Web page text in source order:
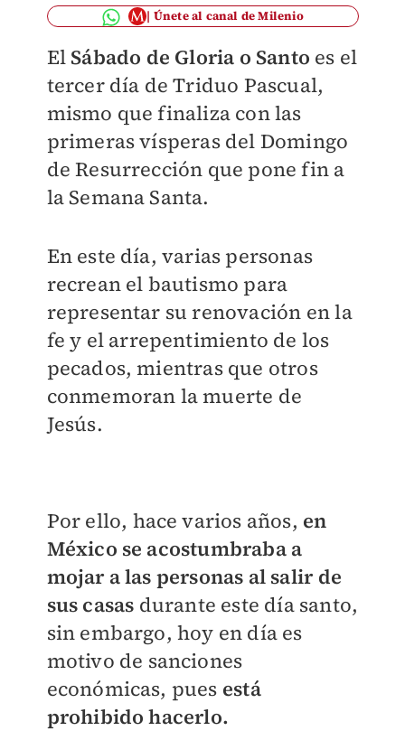
Únete al canal de Milenio
El Sábado de Gloria o Santo es el
tercer día de Triduo Pascual,
mismo que finaliza con las
primeras vísperas del Domingo
de Resurrección que pone fin a
la Semana Santa.
En este día, varias personas
recrean el bautismo para
representar su renovación en la
fe y el arrepentimiento de los
pecados, mientras que otros
conmemoran la muerte de
Jesús.
Por ello, hace varios años, en
México se acostumbraba a
mojar a las personas al salir de
sus casas durante este día santo,
sin embargo, hoy en día es
motivo de sanciones
económicas, pues está
prohibido hacerlo.